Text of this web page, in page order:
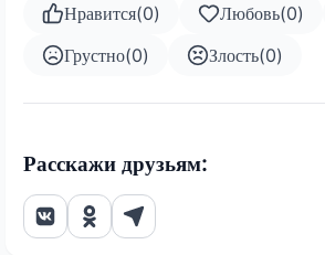
Нравится(0) Любовь(0)
Грустно(0) Злость(0)
Расскажи друзьям: